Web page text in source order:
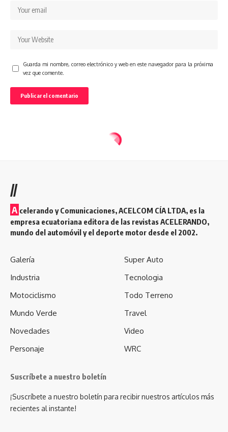
Guarda mi nombre, correo electrónico y web en este navegador para la próxima
vez que comente.
//
A celerando y Comunicaciones, ACELCOM CÍA LTDA, es la
empresa ecuatoriana editora de las revistas ACELERANDO,
mundo del automóvil y el deporte motor desde el 2002.
Galería
Industria
Motociclismo
Mundo Verde
Novedades
Personaje
Super Auto
Tecnologia
Todo Terreno
Travel
Video
WRC
Suscríbete a nuestro boletín
¡Suscríbete a nuestro boletín para recibir nuestros artículos más
recientes al instante!